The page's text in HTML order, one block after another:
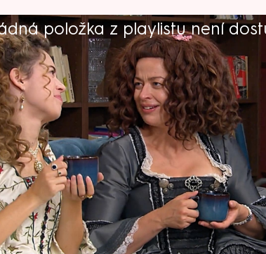
položka z playlistu není
pohádkového příběhu, kdy princ
Elišku ze současnosti do minulosti, se
princezen Eleonory a Frederiky. Dvě
dobrodružnou cestu plnou emocí i
první exkluzivní ukázku.